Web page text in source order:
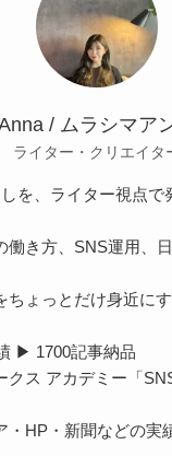
/ ムラシマア
ライター・クリエイタ
を、ライター視点で
働き方、SNS運用、
ちょっとだけ身近に
▶ 1700記事納品
クス アカデミー「
・HP・新聞などの実